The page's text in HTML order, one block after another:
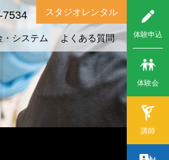
スタジオレンタル
7534
よくある質問
・システム 体験申込
体験会
講師